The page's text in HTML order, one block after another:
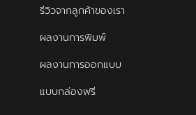
รีวิวจากลูกค้าของเรา
ผลงานการพิมพ์
ผลงานการออกแบบ
แบบกล่องฟรี